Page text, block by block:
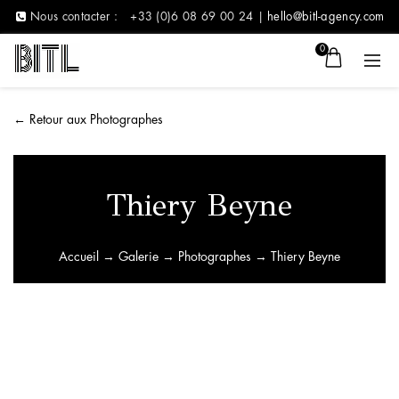
Nous contacter : +33 (0)6 08 69 00 24 | hello@bitl-agency.com
0
← Retour aux Photographes
Thiery Beyne
Accueil → Galerie → Photographes → Thiery Beyne